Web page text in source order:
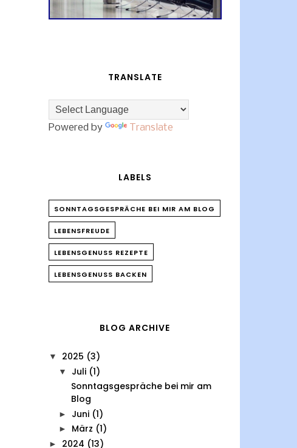
TRANSLATE
Powered by Translate
LABELS
SONNTAGSGESPRÄCHE BEI MIR AM BLOG
LEBENSFREUDE
LEBENSGENUSS REZEPTE
LEBENSGENUSS BACKEN
BLOG ARCHIVE
▼ 2025 (3)
▼ Juli (1)
Sonntagsgespräche bei mir am
Blog
► Juni (1)
► März (1)
► 2024 (13)